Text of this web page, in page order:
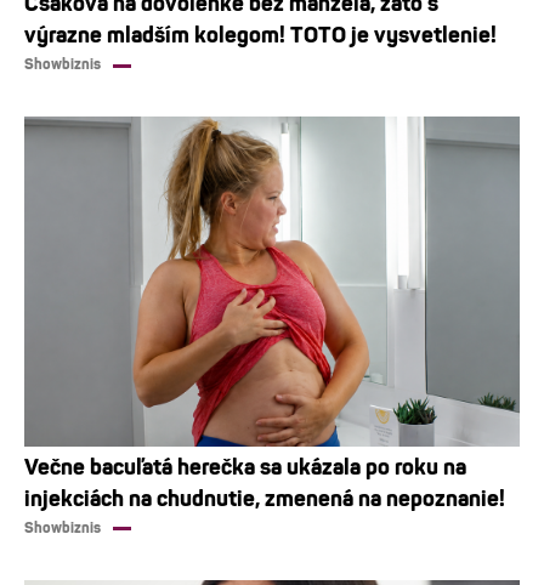
výrazne mladším kolegom! TOTO je vysvetlenie!
Showbiznis
Večne bacuľatá herečka sa ukázala po roku na
injekciách na chudnutie, zmenená na nepoznanie!
Showbiznis